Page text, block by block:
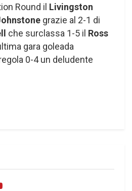
Round il Livingston
grazie al 2-1 di
che surclassa 1-5 il Ross
gara goleada
0-4 un deludente